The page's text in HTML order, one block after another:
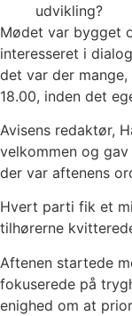
udvikling?
Mødet var bygget
interesseret i
det var der
18.00, inden det
Avisens redaktør,
velkommen og
der var aftenens
Hvert parti fik et
tilhørerne
Aftenen startede
fokuserede på
enighed om at